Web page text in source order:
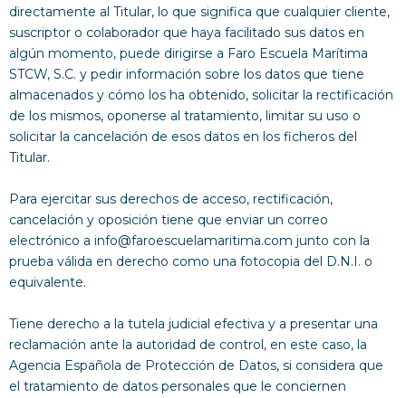
directamente al Titular, lo que significa que cualquier cliente,
suscriptor o colaborador que haya facilitado sus datos en
algún momento, puede dirigirse a Faro Escuela Marítima
STCW, S.C. y pedir información sobre los datos que tiene
almacenados y cómo los ha obtenido, solicitar la rectificación
de los mismos, oponerse al tratamiento, limitar su uso o
solicitar la cancelación de esos datos en los ficheros del
Titular.
Para ejercitar sus derechos de acceso, rectificación,
cancelación y oposición tiene que enviar un correo
electrónico a info@faroescuelamaritima.com junto con la
prueba válida en derecho como una fotocopia del D.N.I. o
equivalente.
Tiene derecho a la tutela judicial efectiva y a presentar una
reclamación ante la autoridad de control, en este caso, la
Agencia Española de Protección de Datos, si considera que
el tratamiento de datos personales que le conciernen